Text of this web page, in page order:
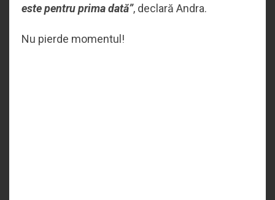
este pentru prima dată”, declară Andra.
Nu pierde momentul!